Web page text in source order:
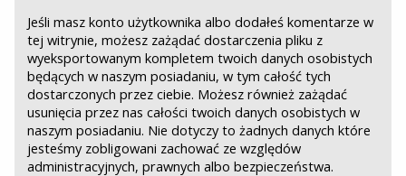
Jeśli masz konto użytkownika albo dodałeś komentarze w
tej witrynie, możesz zażądać dostarczenia pliku z
wyeksportowanym kompletem twoich danych osobistych
będących w naszym posiadaniu, w tym całość tych
dostarczonych przez ciebie. Możesz również zażądać
usunięcia przez nas całości twoich danych osobistych w
naszym posiadaniu. Nie dotyczy to żadnych danych które
jesteśmy zobligowani zachować ze względów
administracyjnych, prawnych albo bezpieczeństwa.